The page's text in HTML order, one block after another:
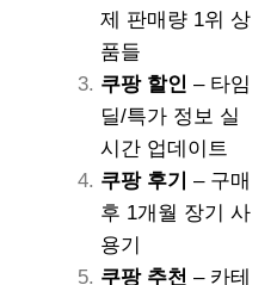
제 판매량 1위 상
품들
쿠팡 할인 – 타임
딜/특가 정보 실
시간 업데이트
쿠팡 후기
– 구매
후 1개월 장기 사
용기
쿠팡 추천 – 카테